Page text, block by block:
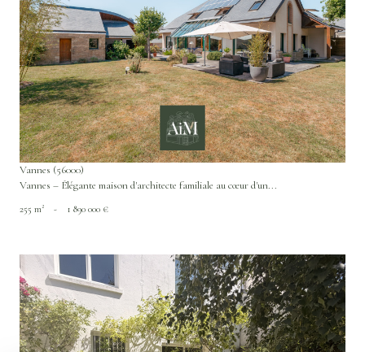
VOIR LE BIEN
Vannes (56000)
Vannes – Élégante maison d'architecte familiale au cœur d'un...
255 m² - 1 890 000 €